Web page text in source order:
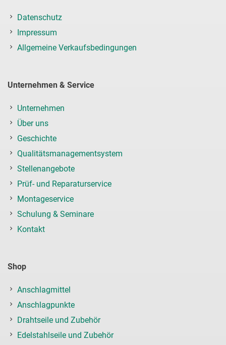
Datenschutz
Impressum
Allgemeine Verkaufsbedingungen
Unternehmen & Service
Unternehmen
Über uns
Geschichte
Qualitätsmanagementsystem
Stellenangebote
Prüf- und Reparaturservice
Montageservice
Schulung & Seminare
Kontakt
Shop
Anschlagmittel
Anschlagpunkte
Drahtseile und Zubehör
Edelstahlseile und Zubehör